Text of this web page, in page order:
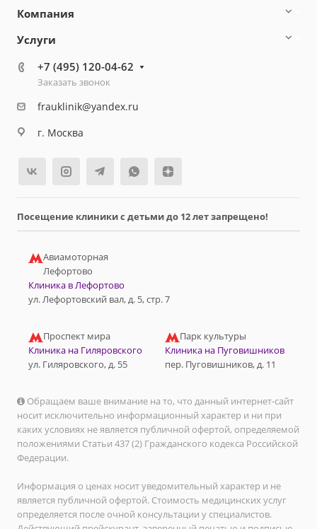
Компания
Услуги
+7 (495) 120-04-62
Заказать звонок
frauklinik@yandex.ru
г. Москва
Посещение клиники с детьми до 12 лет запрещено!
Авиамоторная
Лефортово
Клиника в Лефортово
ул. Лефортовский вал, д. 5, стр. 7
Проспект мира
Клиника на Гиляровского
ул. Гиляровского, д. 55
Парк культуры
Клиника на Пуговишников
пер. Пуговишников, д. 11
Обращаем ваше внимание на то, что данный интернет-сайт
носит исключительно информационный характер и ни при
каких условиях не является публичной офертой, определяемой
положениями Статьи 437 (2) Гражданского кодекса Российской
Федерации.
Информация о ценах носит уведомительный характер и не
является публичной офертой. Стоимость медицинских услуг
определяется после очной консультации у специалистов.